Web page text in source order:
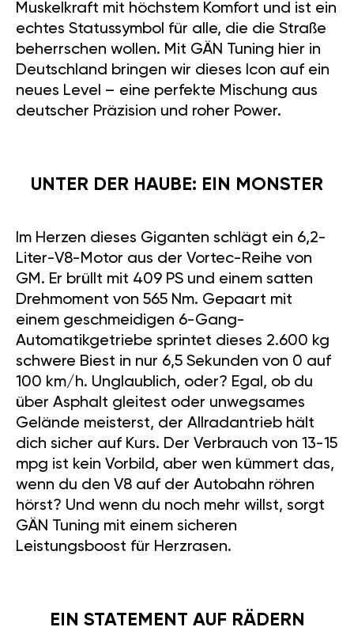
Muskelkraft mit höchstem Komfort und ist ein
echtes Statussymbol für alle, die die Straße
beherrschen wollen. Mit GÄN Tuning hier in
Deutschland bringen wir dieses Icon auf ein
neues Level – eine perfekte Mischung aus
deutscher Präzision und roher Power.
UNTER DER HAUBE: EIN MONSTER
Im Herzen dieses Giganten schlägt ein 6,2-
Liter-V8-Motor aus der Vortec-Reihe von
GM. Er brüllt mit 409 PS und einem satten
Drehmoment von 565 Nm. Gepaart mit
einem geschmeidigen 6-Gang-
Automatikgetriebe sprintet dieses 2.600 kg
schwere Biest in nur 6,5 Sekunden von 0 auf
100 km/h. Unglaublich, oder? Egal, ob du
über Asphalt gleitest oder unwegsames
Gelände meisterst, der Allradantrieb hält
dich sicher auf Kurs. Der Verbrauch von 13-15
mpg ist kein Vorbild, aber wen kümmert das,
wenn du den V8 auf der Autobahn röhren
hörst? Und wenn du noch mehr willst, sorgt
GÄN Tuning mit einem sicheren
Leistungsboost für Herzrasen.
EIN STATEMENT AUF RÄDERN